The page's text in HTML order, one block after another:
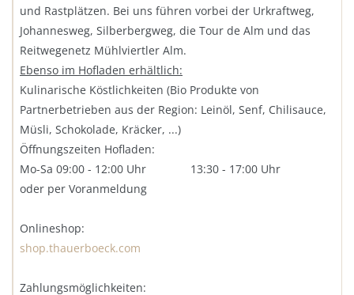
und Rastplätzen. Bei uns führen vorbei der Urkraftweg,
Johannesweg, Silberbergweg, die Tour de Alm und das
Reitwegenetz Mühlviertler Alm.
Ebenso im Hofladen erhältlich:
Kulinarische Köstlichkeiten (Bio Produkte von
Partnerbetrieben aus der Region: Leinöl, Senf, Chilisauce,
Müsli, Schokolade, Kräcker, ...)
Öffnungszeiten Hofladen:
Mo-Sa 09:00 - 12:00 Uhr 13:30 - 17:00 Uhr
oder per Voranmeldung
Onlineshop:
shop.thauerboeck.com
Zahlungsmöglichkeiten: